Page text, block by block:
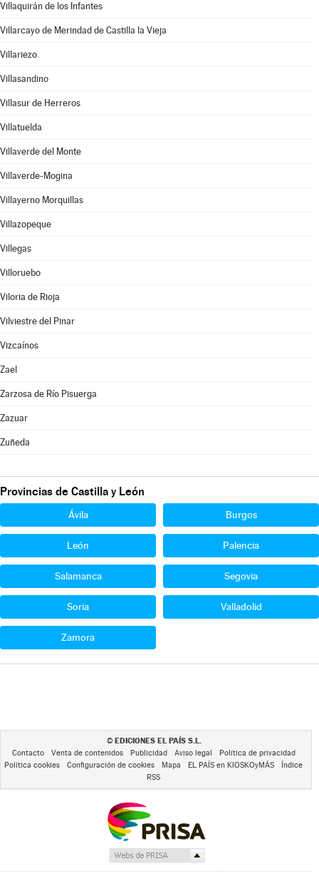
Villaquirán de los Infantes
Villarcayo de Merindad de Castilla la Vieja
Villariezo
Villasandino
Villasur de Herreros
Villatuelda
Villaverde del Monte
Villaverde-Mogina
Villayerno Morquillas
Villazopeque
Villegas
Villoruebo
Viloria de Rioja
Vilviestre del Pinar
Vizcaínos
Zael
Zarzosa de Río Pisuerga
Zazuar
Zuñeda
Provincias de Castilla y León
Ávila Burgos
León Palencia
Salamanca Segovia
Soria Valladolid
Zamora
© EDICIONES EL PAÍS S.L.
Contacto Venta de contenidos Publicidad Aviso legal
Política de privacidad
Política cookies
Configuración de cookies Mapa EL PAÍS en KIOSKOyMÁS
Índice
RSS